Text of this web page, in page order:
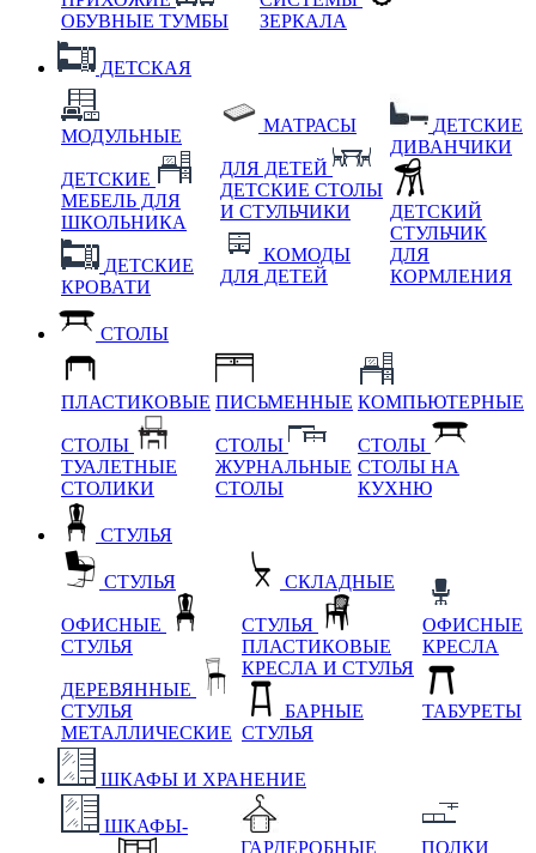
ОБУВНЫЕ ТУМБЫ
ЗЕРКАЛА
ДЕТСКАЯ
МОДУЛЬНЫЕ
ДЕТСКИЕ
МЕБЕЛЬ ДЛЯ
ШКОЛЬНИКА
ДЕТСКИЕ
КРОВАТИ
МАТРАСЫ
ДЛЯ ДЕТЕЙ
ДЕТСКИЕ СТОЛЫ
И СТУЛЬЧИКИ
КОМОДЫ
ДЛЯ ДЕТЕЙ
ДЕТСКИЕ
ДИВАНЧИКИ
ДЕТСКИЙ
СТУЛЬЧИК
ДЛЯ
КОРМЛЕНИЯ
СТОЛЫ
ПЛАСТИКОВЫЕ
СТОЛЫ
ТУАЛЕТНЫЕ
СТОЛИКИ
ПИСЬМЕННЫЕ
СТОЛЫ
ЖУРНАЛЬНЫЕ
СТОЛЫ
КОМПЬЮТЕРНЫЕ
СТОЛЫ
СТОЛЫ НА
КУХНЮ
СТУЛЬЯ
СТУЛЬЯ
ОФИСНЫЕ
СТУЛЬЯ
ДЕРЕВЯННЫЕ
СТУЛЬЯ
МЕТАЛЛИЧЕСКИЕ
СКЛАДНЫЕ
СТУЛЬЯ
ПЛАСТИКОВЫЕ
КРЕСЛА И СТУЛЬЯ
БАРНЫЕ
СТУЛЬЯ
ОФИСНЫЕ
КРЕСЛА
ТАБУРЕТЫ
ШКАФЫ И ХРАНЕНИЕ
ШКАФЫ-
ГАРДЕРОБНЫЕ
ПОЛКИ